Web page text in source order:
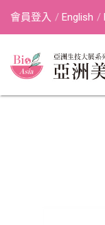
會員登入 English